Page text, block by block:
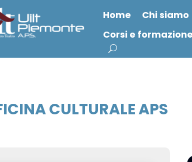
Home Chi siamo
Corsi e formazione
CULTURALE APS